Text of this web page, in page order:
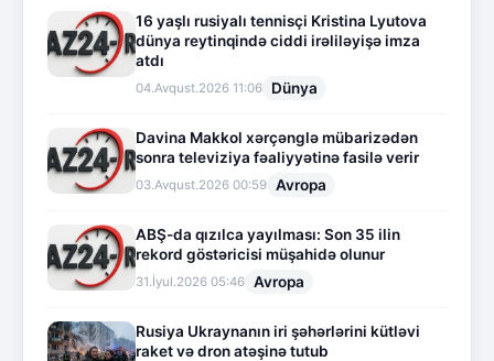
16 yaşlı rusiyalı tennisçi Kristina Lyutova
dünya reytinqində ciddi irəliləyişə imza
atdı
04.Avqust.2026 11:06 Dünya
Davina Makkol xərçənglə mübarizədən
sonra televiziya fəaliyyətinə fasilə verir
03.Avqust.2026 00:59 Avropa
ABŞ-da qızılca yayılması: Son 35 ilin
rekord göstəricisi müşahidə olunur
31.İyul.2026 05:46 Avropa
Rusiya Ukraynanın iri şəhərlərini kütləvi
raket və dron atəşinə tutub